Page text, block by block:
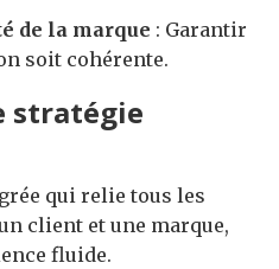
de la marque : Garantir
soit cohérente.
stratégie
qui relie tous les
client et une marque,
fluide.